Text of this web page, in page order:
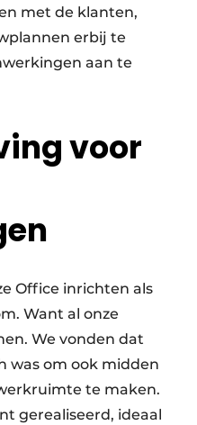
met de klanten,
erbij te
aan te
voor
Office inrichten als
Want al onze
We vonden dat
was om ook midden
te maken.
gerealiseerd, ideaal